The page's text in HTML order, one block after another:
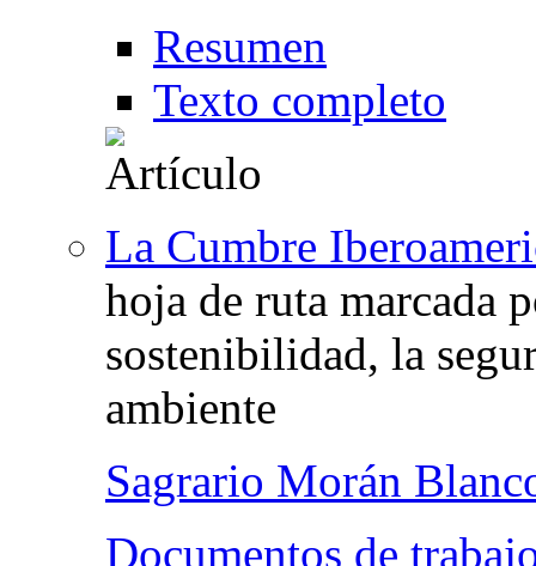
Resumen
Texto completo
La Cumbre
hoja de ruta marcada
sostenibilidad, la
ambiente
Sagrario Morán
Documentos de